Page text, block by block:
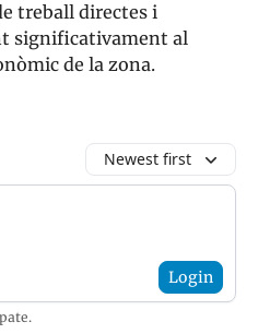
treball directes i
significativament al
de la zona.
Newest first
Login
.